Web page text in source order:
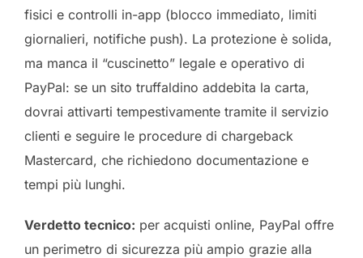
fisici e controlli in-app (blocco immediato, limiti
giornalieri, notifiche push). La protezione è solida,
ma manca il “cuscinetto” legale e operativo di
PayPal: se un sito truffaldino addebita la carta,
dovrai attivarti tempestivamente tramite il servizio
clienti e seguire le procedure di chargeback
Mastercard, che richiedono documentazione e
tempi più lunghi.
Verdetto tecnico: per acquisti online, PayPal offre
un perimetro di sicurezza più ampio grazie alla